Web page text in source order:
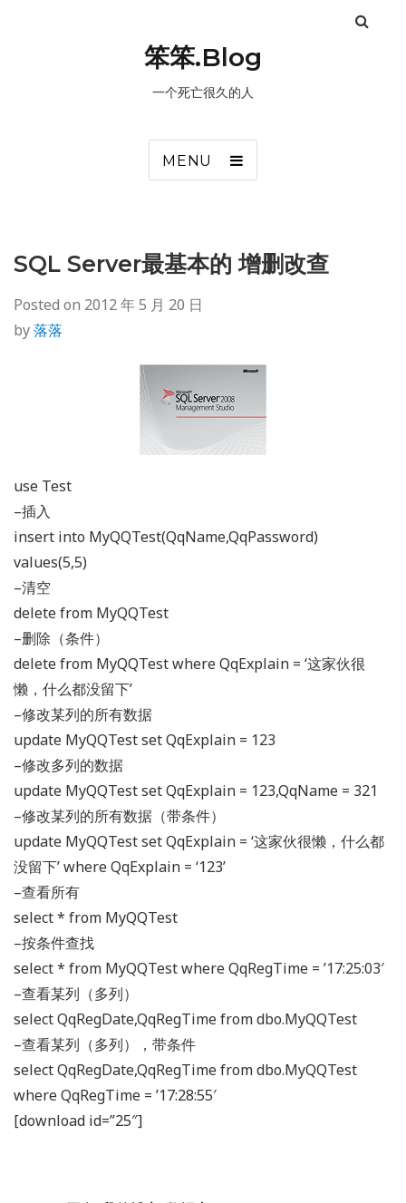
笨笨.Blog
一个死亡很久的人
MENU
SQL Server最基本的 增删改查
Posted on 2012 年 5 月 20 日
by落落
use Test
–插入
insert into MyQQTest(QqName,QqPassword)
values(5,5)
–清空
delete from MyQQTest
–删除（条件）
delete from MyQQTest where QqExplain = ‘这家伙很
懒，什么都没留下’
–修改某列的所有数据
update MyQQTest set QqExplain = 123
–修改多列的数据
update MyQQTest set QqExplain = 123,QqName = 321
–修改某列的所有数据（带条件）
update MyQQTest set QqExplain = ‘这家伙很懒，什么都
没留下’ where QqExplain = ‘123’
–查看所有
select * from MyQQTest
–按条件查找
select * from MyQQTest where QqRegTime = ’17:25:03′
–查看某列（多列）
select QqRegDate,QqRegTime from dbo.MyQQTest
–查看某列（多列），带条件
select QqRegDate,QqRegTime from dbo.MyQQTest
where QqRegTime = ’17:28:55′
[download id=”25″]